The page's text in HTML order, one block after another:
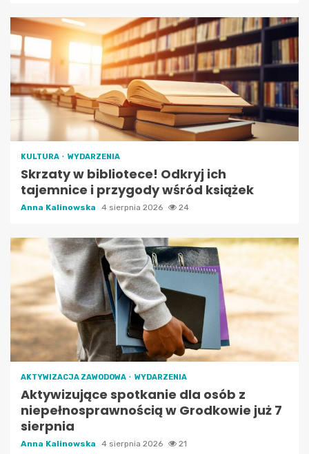
KULTURA WYDARZENIA
Skrzaty w bibliotece! Odkryj ich
tajemnice i przygody wśród książek
Anna Kalinowska 4 sierpnia 2026 24
AKTYWIZACJA ZAWODOWA WYDARZENIA
Aktywizujące spotkanie dla osób z
niepełnosprawnością w Grodkowie już 7
sierpnia
Anna Kalinowska 4 sierpnia 2026 21